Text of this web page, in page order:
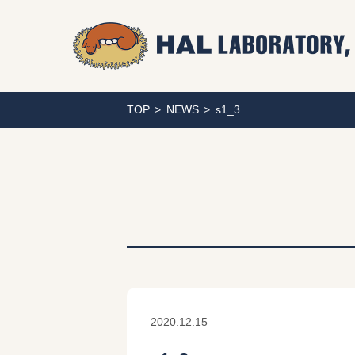
TOP NEWS s1_3
2020.12.15